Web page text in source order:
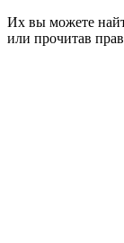
Их вы можете
или прочитав